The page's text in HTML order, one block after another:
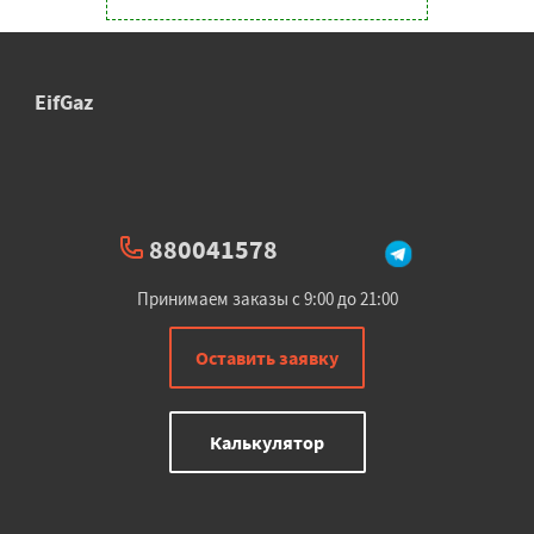
EifGaz
880041578
Принимаем заказы с 9:00 до 21:00
Оставить заявку
Калькулятор